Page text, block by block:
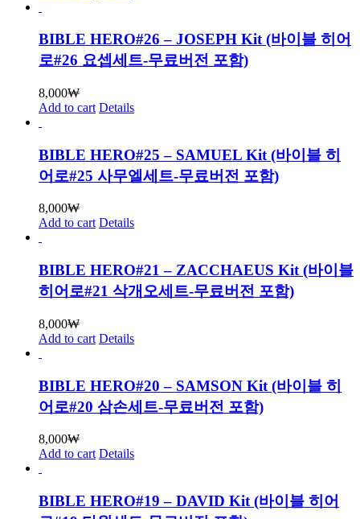
BIBLE HERO#26 – JOSEPH Kit (바이블 히어
로#26 요셉세트-무료버전 포함)
8,000₩
Add to cart Details
BIBLE HERO#25 – SAMUEL Kit (바이블 히
어로#25 사무엘세트-무료버전 포함)
8,000₩
Add to cart Details
BIBLE HERO#21 – ZACCHAEUS Kit (바이블
히어로#21 삭개오세트-무료버전 포함)
8,000₩
Add to cart Details
BIBLE HERO#20 – SAMSON Kit (바이블 히
어로#20 삼손세트-무료버전 포함)
8,000₩
Add to cart Details
BIBLE HERO#19 – DAVID Kit (바이블 히어